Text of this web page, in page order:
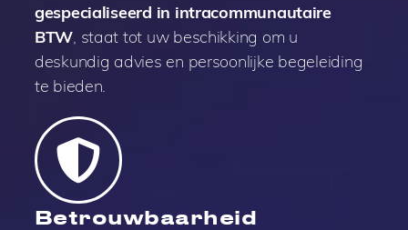
gespecialiseerd in intracommunautaire
BTW, staat tot uw beschikking om u
deskundig advies en persoonlijke begeleiding
te bieden.
Betrouwbaarheid